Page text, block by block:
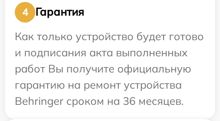
4
Гарантия
Как только устройство будет готово
и подписания акта выполненных
работ Вы получите официальную
гарантию на ремонт устройства
Behringer сроком на 36 месяцев.